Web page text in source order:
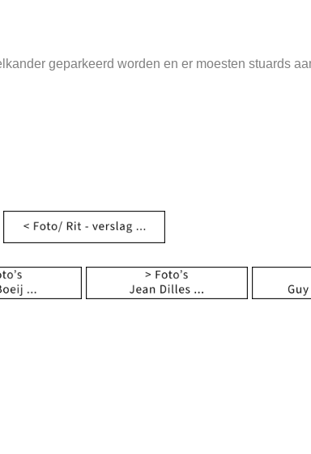
geparkeerd worden en er moesten stuards